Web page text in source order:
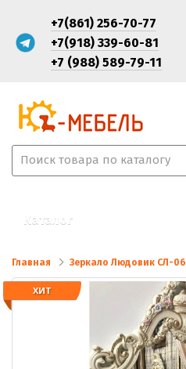
+7(861) 256-70-77
+7(918) 339-60-81
+7 (988) 589-79-11
Каталог
Главная Зеркало Людовик СЛ-06
ХИТ